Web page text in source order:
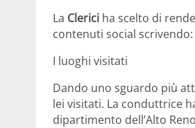
La Clerici ha scelto di
contenuti social
I luoghi visitati
Dando uno sguardo più
lei visitati. La conduttrice
dipartimento dell’Alto